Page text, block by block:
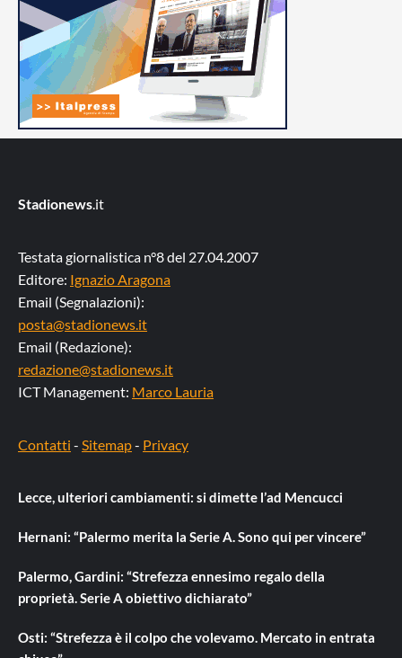
Stadionews.it
Testata giornalistica n°8 del 27.04.2007
Editore: Ignazio Aragona
Email (Segnalazioni):
posta@stadionews.it
Email (Redazione):
redazione@stadionews.it
ICT Management: Marco Lauria
Contatti - Sitemap- Privacy
Lecce, ulteriori cambiamenti: si dimette l’ad Mencucci
Hernani: “Palermo merita la Serie A. Sono qui per vincere”
Palermo, Gardini: “Strefezza ennesimo regalo della
proprietà. Serie A obiettivo dichiarato”
Osti: “Strefezza è il colpo che volevamo. Mercato in entrata